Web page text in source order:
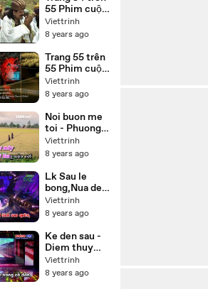
tiếng
55 Phim cuộc
đời Đức Phật
Thích Ca
bộ 55 tập lồng
tiếng
Viettrinh
8 years ago
Trang 55 trên
55 Phim cuộc
đời Đức Phật
Thích Ca
tiếng 55 tập
trọn bộ
Viettrinh
8 years ago
Noi buon me
toi - Phuong
my chi,Thuy
duong Beat
Viettrinh
8 years ago
Lk Sau le
bong,Nua dem
ngoai pho -
Cong
nhan Karaoke
Viettrinh
8 years ago
Ke den sau -
Diem thuy
Karaoke
Viettrinh
8 years ago